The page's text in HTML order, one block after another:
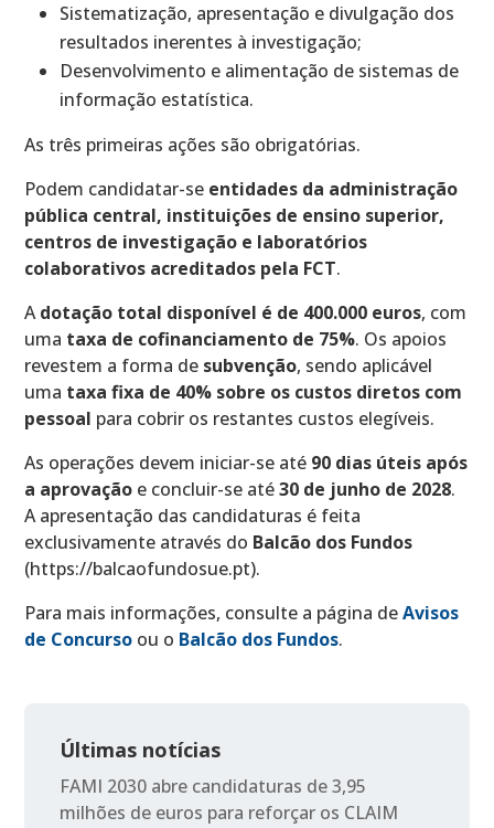
Sistematização, apresentação e divulgação dos
resultados inerentes à investigação;
Desenvolvimento e alimentação de sistemas de
informação estatística.
As três primeiras ações são obrigatórias.
Podem candidatar-se entidades da administração
pública central, instituições de ensino superior,
centros de investigação e laboratórios
colaborativos acreditados pela FCT.
Adotação total disponível é de 400.000 euros, com
uma taxa de cofinanciamento de 75%. Os apoios
revestem a forma de subvenção, sendo aplicável
uma taxa fixa de 40% sobre os custos diretos com
pessoal para cobrir os restantes custos elegíveis.
As operações devem iniciar-se até 90 dias úteis após
a aprovação e concluir-se até30 de junho de 2028.
A apresentação das candidaturas é feita
exclusivamente através do Balcão dos Fundos
(https://balcaofundosue.pt).
Para mais informações, consulte a página deAvisos
de Concurso ou o Balcão dos Fundos.
Últimas notícias
FAMI 2030 abre candidaturas de 3,95
milhões de euros para reforçar os CLAIM